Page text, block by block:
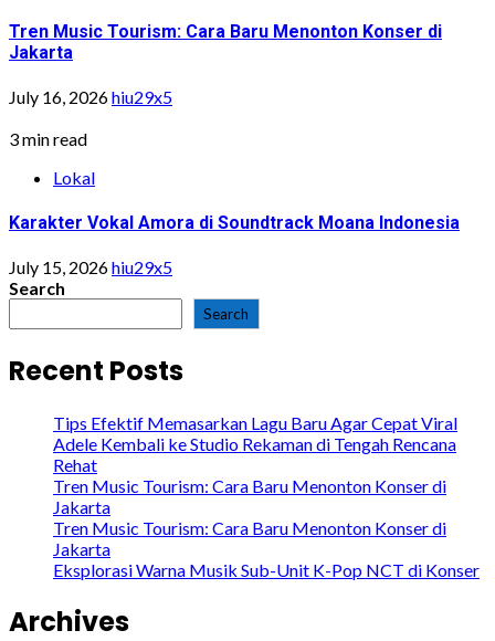
Tren Music Tourism: Cara Baru Menonton Konser di
Jakarta
July 16, 2026hiu29x5
3 min read
Lokal
Karakter Vokal Amora di Soundtrack Moana Indonesia
July 15, 2026hiu29x5
Search
Search
Recent Posts
Tips Efektif Memasarkan Lagu Baru Agar Cepat Viral
Adele Kembali ke Studio Rekaman di Tengah Rencana
Rehat
Tren Music Tourism: Cara Baru Menonton Konser di
Jakarta
Tren Music Tourism: Cara Baru Menonton Konser di
Jakarta
Eksplorasi Warna Musik Sub-Unit K-Pop NCT di Konser
Archives